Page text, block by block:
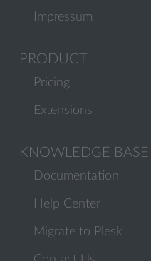
Impressum
PRODUCT
Pricing
Extensions
KNOWLEDGE BASE
Documentation
Help Center
Migrate to Plesk